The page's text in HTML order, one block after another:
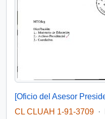
CL CLUAH 1-91-3709 ·